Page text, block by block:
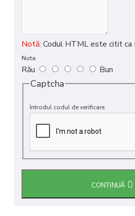
Notă: Codul HTML este citit ca
Nota:
Rău Bun
Captcha
Introdul codul de verificare
CONTINUĂ